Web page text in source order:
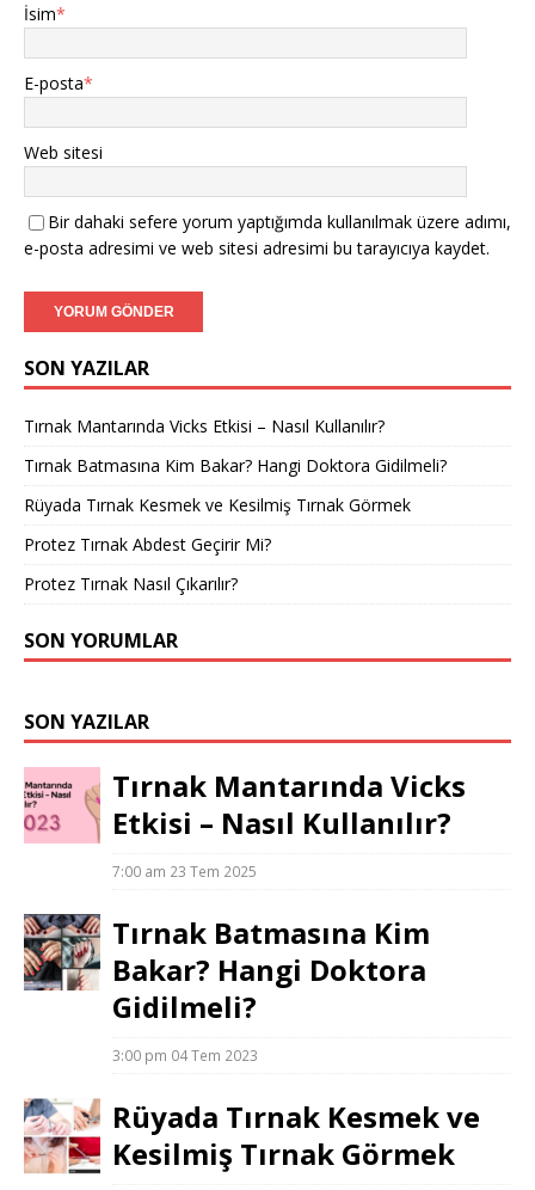
İsim*
E-posta*
Web sitesi
Bir dahaki sefere yorum yaptığımda kullanılmak üzere adımı,
e-posta adresimi ve web sitesi adresimi bu tarayıcıya kaydet.
SON YAZILAR
Tırnak Mantarında Vicks Etkisi – Nasıl Kullanılır?
Tırnak Batmasına Kim Bakar? Hangi Doktora Gidilmeli?
Rüyada Tırnak Kesmek ve Kesilmiş Tırnak Görmek
Protez Tırnak Abdest Geçirir Mi?
Protez Tırnak Nasıl Çıkarılır?
SON YORUMLAR
SON YAZILAR
Tırnak Mantarında Vicks
Etkisi – Nasıl Kullanılır?
7:00 am 23 Tem 2025
Tırnak Batmasına Kim
Bakar? Hangi Doktora
Gidilmeli?
3:00 pm 04 Tem 2023
Rüyada Tırnak Kesmek ve
Kesilmiş Tırnak Görmek